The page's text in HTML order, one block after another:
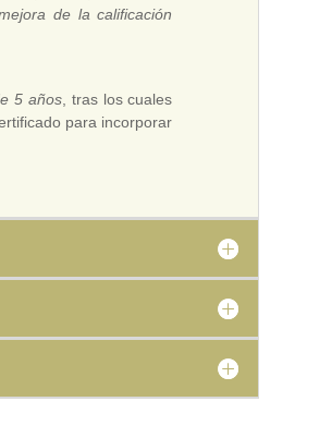
de la calificación
5 años, tras los cuales
para incorporar